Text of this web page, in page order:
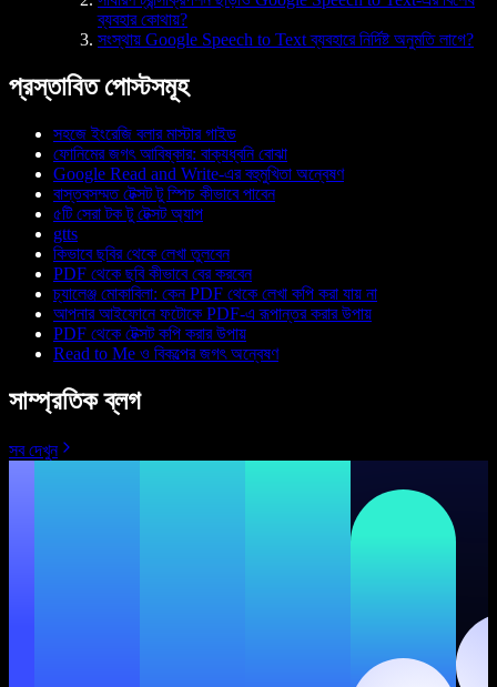
ব্যবহার কোথায়?
সংস্থায় Google Speech to Text ব্যবহারে নির্দিষ্ট অনুমতি লাগে?
প্রস্তাবিত পোস্টসমূহ
সহজে ইংরেজি বলার মাস্টার গাইড
ফোনিমের জগৎ আবিষ্কার: বাক্যধ্বনি বোঝা
Google Read and Write-এর বহুমুখিতা অন্বেষণ
বাস্তবসম্মত টেক্সট টু স্পিচ কীভাবে পাবেন
৫টি সেরা টক টু টেক্সট অ্যাপ
gtts
কিভাবে ছবির থেকে লেখা তুলবেন
PDF থেকে ছবি কীভাবে বের করবেন
চ্যালেঞ্জ মোকাবিলা: কেন PDF থেকে লেখা কপি করা যায় না
আপনার আইফোনে ফটোকে PDF-এ রূপান্তর করার উপায়
PDF থেকে টেক্সট কপি করার উপায়
Read to Me ও বিকল্পের জগৎ অন্বেষণ
সাম্প্রতিক ব্লগ
সব দেখুন